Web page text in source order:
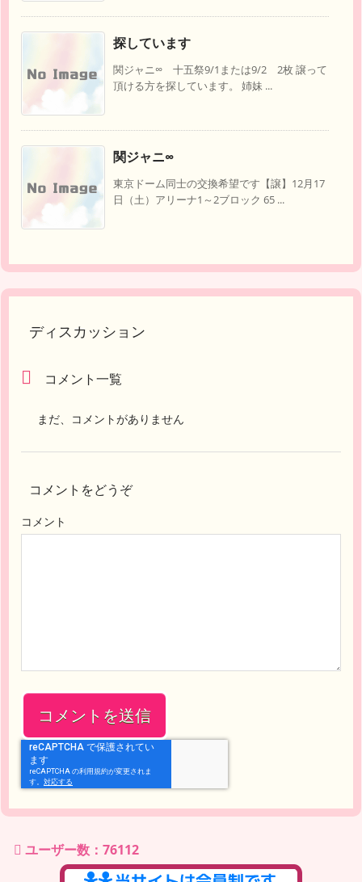
探しています
関ジャニ∞ 十五祭9/1または9/2 2枚 譲って
頂ける方を探しています。 姉妹 ...
関ジャニ∞
東京ドーム同士の交換希望です【譲】12月17
日（土）アリーナ1～2ブロック 65 ...
ディスカッション
コメント一覧
まだ、コメントがありません
コメントをどうぞ
コメント
ユーザー数：76112